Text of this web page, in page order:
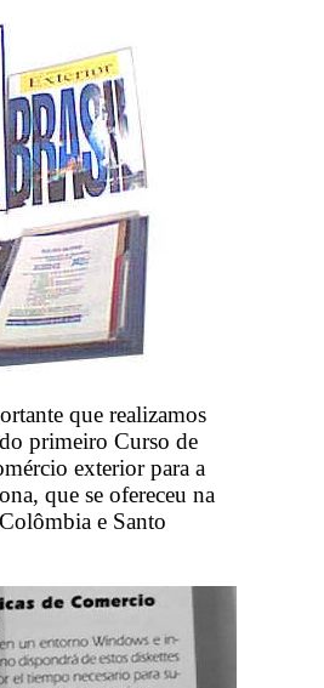
que realizamos
primeiro Curso de
exterior para a
que se ofereceu na
e Santo